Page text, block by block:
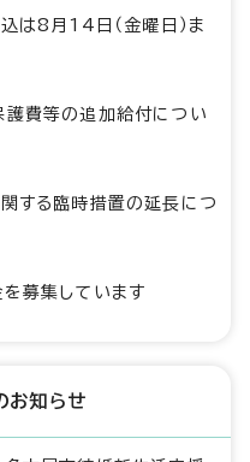
は8月14日（金曜日）ま
費等の追加給付につい
する臨時措置の延長につ
募集しています
お知らせ